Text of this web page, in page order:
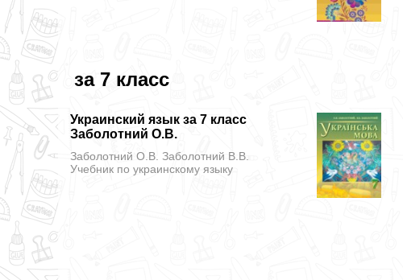
за 7 класс
Украинский язык за 7 класс
Заболотний О.В.
Заболотний О.В. Заболотний В.В.
Учебник по украинскому языку